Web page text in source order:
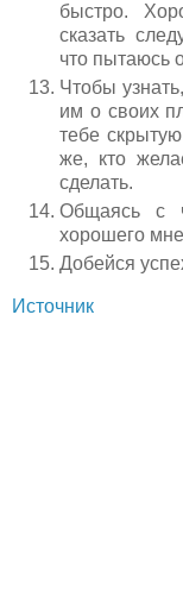
быстро.
сказать
что пытаюсь
Чтобы
им о своих
тебе
же, кто
сделать.
Общаясь с
хорошего
Добейся
Источник